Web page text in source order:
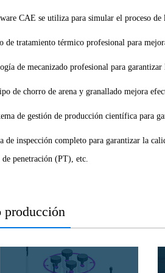
CAE se utiliza para simular el proceso
de tratamiento térmico profesional para
de mecanizado profesional para
de chorro de arena y granallado mejora
de gestión de producción científica para
de inspección completo para garantizar la
de penetración (PT), etc.
producción